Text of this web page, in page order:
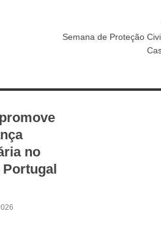
Semana de Proteção
no
Portugal